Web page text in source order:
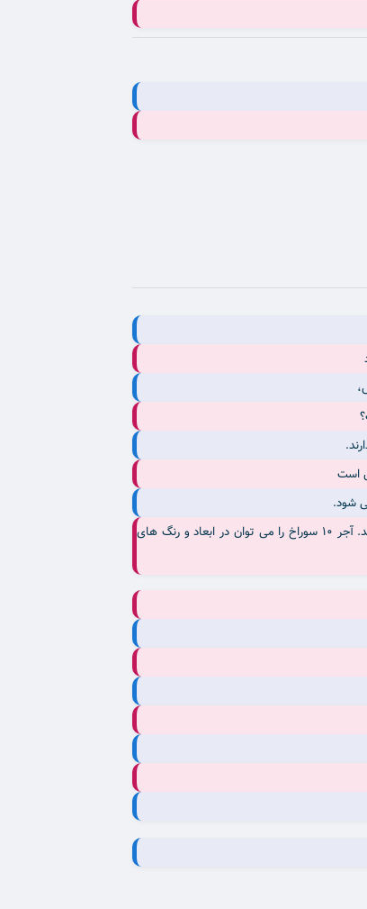
است
وجود سوراخ خای در این آجر باعث می شود میلکرد ها در داخل آجر قفل شود که این کار به بالا بردن مقاومت ساختمان در برابر زلزله کمک بسیاری می کند. آجر 10 سوراخ را می توان در ابعاد و رنگ های